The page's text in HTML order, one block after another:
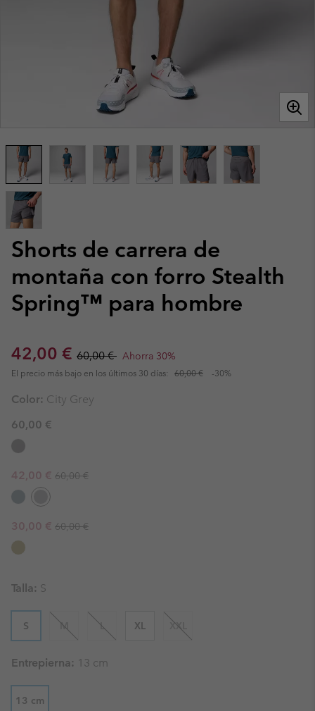
Shorts de carrera de
montaña con forro Stealth
Spring™ para hombre
Sale price:
42,00 € Regular price:
60,00 € Ahorra 30%
El precio más bajo en los últimos 30 días: 60,00 € -30%
Color: City Grey
60,00 €
Sale price:
42,00 € Regular price:
60,00 €
Sale price:
30,00 € Regular price:
60,00 €
Talla: S
S M L XL XXL
Entrepierna: 13 cm
13 cm